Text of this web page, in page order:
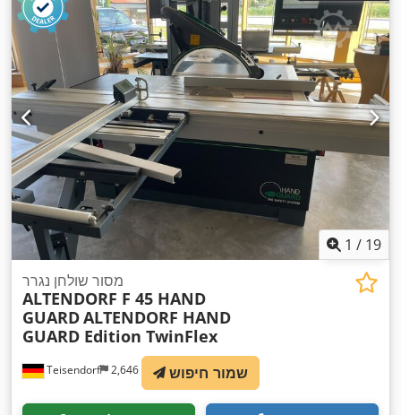
1 / 19
Teisendorf 2,646 km
מסור שולחן נגרר
ALTENDORF F 45 HAND
GUARDALTENDORF HAND
GUARD Edition TwinFlex
שמור חיפוש